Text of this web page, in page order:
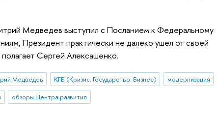
Медведев выступил с Посланием к Федеральному
Президент практически не далеко ушел от своей
Сергей Алексашенко.
Медведев КГБ (Кризис. Государство. Бизнес)
модернизация
обзоры Центра развития